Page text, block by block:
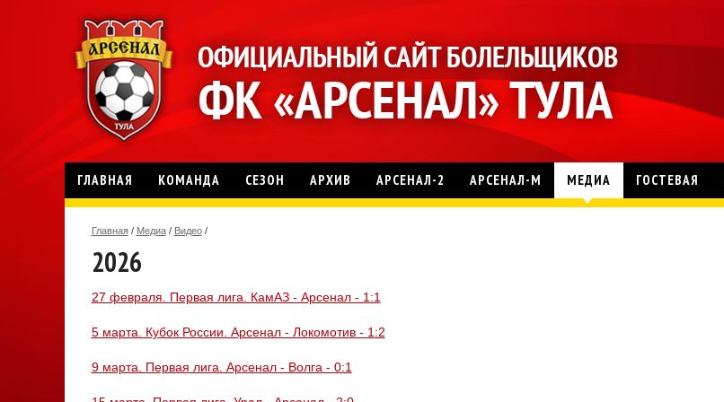
ГЛАВНАЯ КОМАНДА СЕЗОН АРХИВ АРСЕНАЛ-2 АРСЕНАЛ-М МЕДИА ГОСТЕВАЯ
Главная / Медиа / Видео /
2026
27 февраля. Первая лига. КамАЗ - Арсенал - 1:1
5 марта. Кубок России. Арсенал - Локомотив - 1:2
9 марта. Первая лига. Арсенал - Волга - 0:1